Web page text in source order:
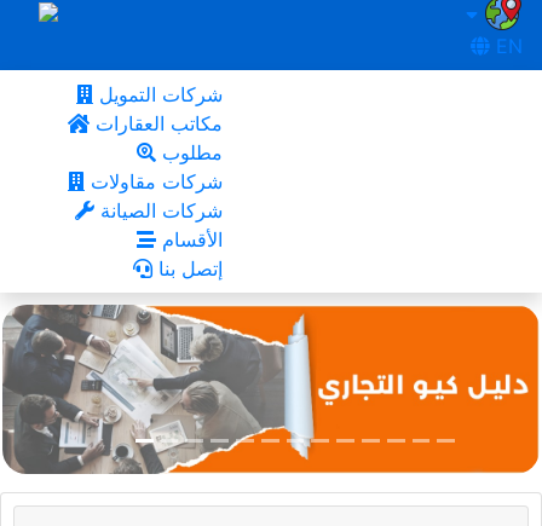
EN
شركات التمويل
مكاتب العقارات
مطلوب
شركات مقاولات
شركات الصيانة
الأقسام
إتصل بنا